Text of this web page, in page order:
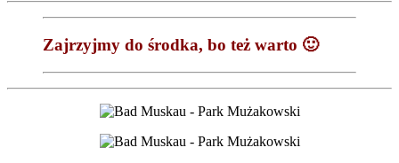
Zajrzyjmy do środka, bo też warto 🙂